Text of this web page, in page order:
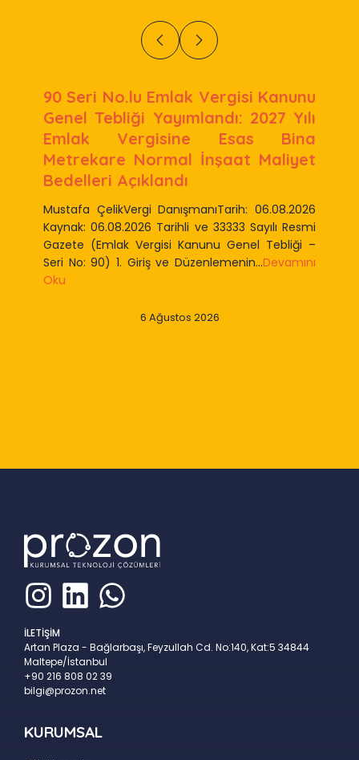
90 Seri No.lu Emlak Vergisi Kanunu
Genel Tebliği Yayımlandı: 2027 Yılı
Emlak Vergisine Esas Bina
Metrekare Normal İnşaat Maliyet
Bedelleri Açıklandı
Mustafa ÇelikVergi DanışmanıTarih: 06.08.2026
Kaynak: 06.08.2026 Tarihli ve 33333 Sayılı Resmi
Gazete (Emlak Vergisi Kanunu Genel Tebliği –
Seri No: 90) 1. Giriş ve Düzenlemenin...Devamını
Oku
6 Ağustos 2026
İLETİŞİM
Artan Plaza - Bağlarbaşı, Feyzullah Cd. No:140, Kat:5 34844
Maltepe/İstanbul
+90 216 808 02 39
bilgi@prozon.net
KURUMSAL